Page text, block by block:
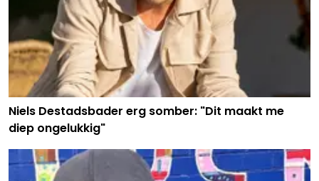
Niels Destadsbader erg somber: "Dit maakt me
diep ongelukkig"